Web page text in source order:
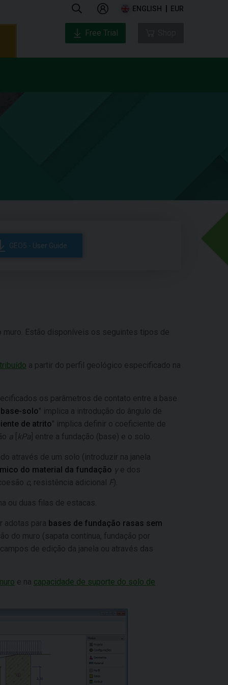
ENGLISH EUR
Free Trial
GEO5 - User Guide
Estão disponíveis os seguintes tipos de
a partir do perfil geológico especificado na
os parâmetros de contato entre a base
solo" implica a introdução do ângulo de
de atrito" implica definir o coeficiente de
a kPa ] entre a fundação (base) e o solo.
através de um solo (introduzir na janela
do material da fundação γe dos
c, resistência adicional F).
ou duas filas de estacas.
adotas para bases de fundação rasas sem
do muro (sapata contínua, fundação por
de edição da janela ou através das
e na capacidade de suporte do solo de